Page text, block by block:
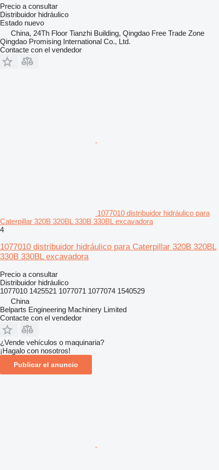
Precio a consultar
Distribuidor hidráulico
Estado nuevo
China, 24Th Floor Tianzhi Building, Qingdao Free Trade Zone
Qingdao Promising International Co., Ltd.
Contacte con el vendedor
1077010 distribuidor hidráulico para
Caterpillar 320B 320BL 330B 330BL excavadora
4
1077010 distribuidor hidráulico para Caterpillar 320B 320BL
330B 330BL excavadora
Precio a consultar
Distribuidor hidráulico
1077010 1425521 1077071 1077074 1540529
China
Belparts Engineering Machinery Limited
Contacte con el vendedor
¿Vende vehículos o maquinaria?
¡Hagalo con nosotros!
Publicar el anuncio